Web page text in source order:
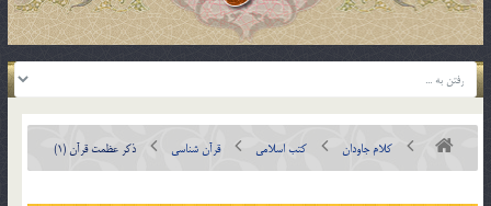
کلام جاودان کتب اسلامی قرآن شناسی ذکر عظمت قرآن (1)